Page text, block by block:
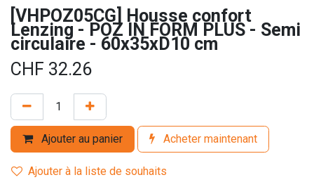
[VHPOZ05CG] Housse confort
Lenzing - POZ IN FORM PLUS - Semi
circulaire - 60x35xD10 cm
CHF 32.26
Ajouter au panier Acheter maintenant
Ajouter à la liste de souhaits